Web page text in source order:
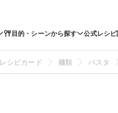
目的・シーンから探す 公式レシピ
レシピカード 麺類 パスタ